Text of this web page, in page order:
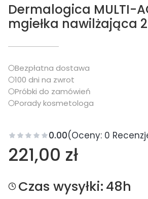
Dermalogica MULTI-
mgiełka nawilżająca
Bezpłatna dostawa
100 dni na zwrot
Próbki do zamówień
Porady kosmetologa
0.00(Oceny: 0
Cena
221,00 zł
Czas wysyłki:48h